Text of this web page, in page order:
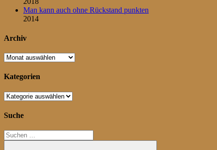
Man kann auch ohne Rückstand punkten
2014
Archiv
Archiv
Kategorien
Kategorien
Suche
Suchen
nach: